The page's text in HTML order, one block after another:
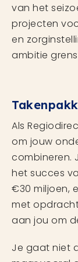
van het
projecten
en
ambitie
Als
om jouw
combineren.
het succes
€30 miljoen,
met
aan jou om
Je gaat niet